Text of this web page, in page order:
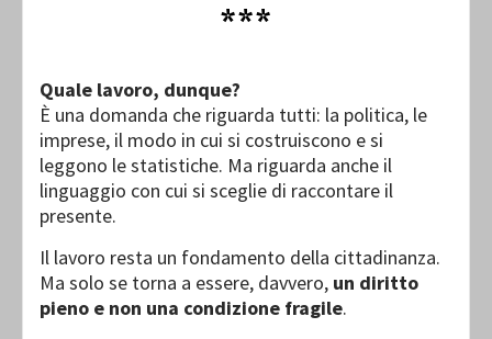
***
Quale lavoro, dunque?
È una domanda che riguarda tutti: la politica, le
imprese, il modo in cui si costruiscono e si
leggono le statistiche. Ma riguarda anche il
linguaggio con cui si sceglie di raccontare il
presente.
Il lavoro resta un fondamento della cittadinanza.
Ma solo se torna a essere, davvero, un diritto
pieno e non una condizione fragile.